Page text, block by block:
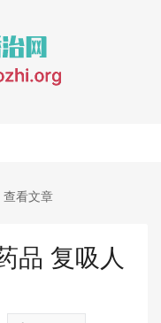
查看文章
品 复吸人